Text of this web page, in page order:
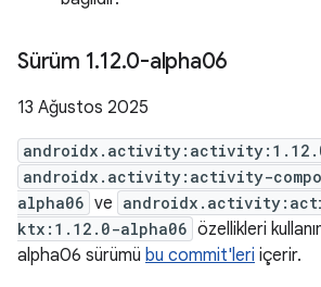
Sürüm 1.12.0-alpha06
13 Ağustos 2025
androidx.activity:activity-
alpha06 ve
ktx:1.12.0-alpha06 özellikleri
alpha06 sürümü bu commit'leri içerir.